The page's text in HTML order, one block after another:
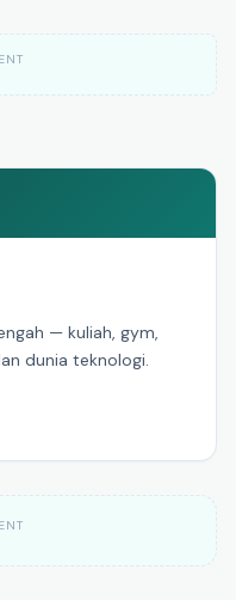
— kuliah, gym,
dunia teknologi.